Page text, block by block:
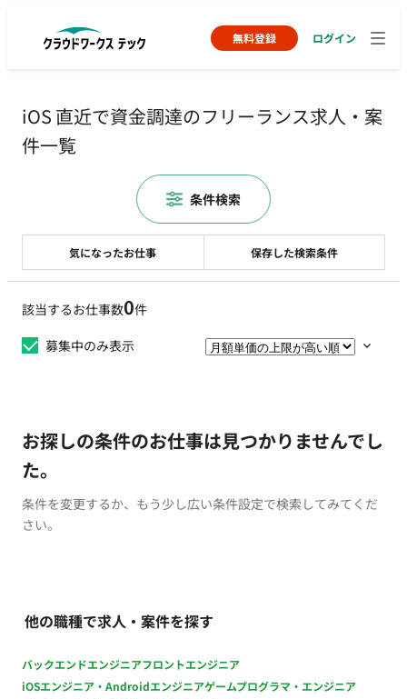
無料登録 ログイン
iOS 直近で資金調達のフリーランス求人・案
件一覧
該当するお仕事数0件
募集中のみ表示
お探しの条件のお仕事は見つかりませんでし
た。
条件を変更するか、もう少し広い条件設定で検索してみてくだ
さい。
他の職種で求人・案件を探す
バックエンドエンジニアフロントエンジニア
iOSエンジニア・Androidエンジニアゲームプログラマ・エンジニア
気になったお仕事 保存した検索条件
条件検索